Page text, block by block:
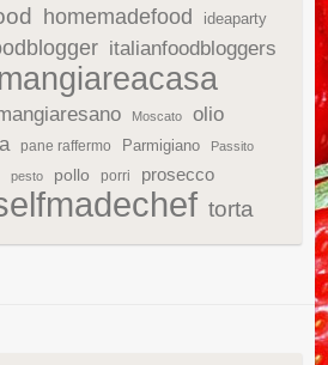
homemadefood ideaparty
italianfoodbloggers
mangiareacasa
Moscato
olio
pane raffermo Parmigiano Passito
pesto pollo porri prosecco
torta